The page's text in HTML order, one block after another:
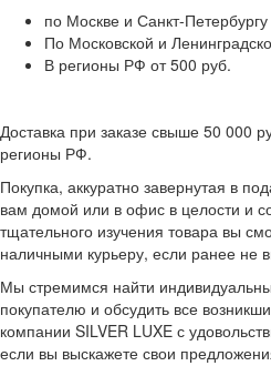
по Москве и Санкт-
По Московской и
В регионы РФ от 500 руб.
Доставка при заказе свыше 50 000
регионы РФ.
Покупка, аккуратно завернутая в
вам домой или в офис в целости и
тщательного изучения товара вы
наличными курьеру, если ранее не
Мы стремимся найти
покупателю и обсудить все
компании SILVER LUXE с
если вы выскажете свои